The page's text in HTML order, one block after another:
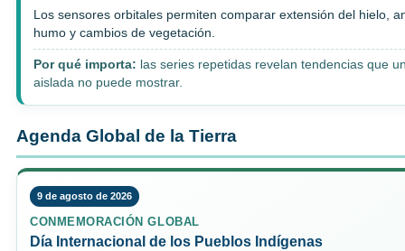
Los sensores orbitales permiten comparar extensión del hielo,
humo y cambios de vegetación.
Por qué importa: las series repetidas revelan tendencias que
aislada no puede mostrar.
Agenda Global de la Tierra
9 de agosto de 2026
CONMEMORACIÓN GLOBAL
Día Internacional de los Pueblos Indígenas